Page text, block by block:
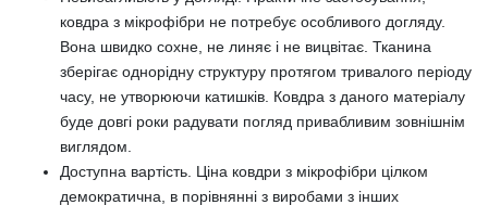
ковдра з мікрофібри не потребує особливого догляду.
Вона швидко сохне, не линяє і не вицвітає. Тканина
зберігає однорідну структуру протягом тривалого періоду
часу, не утворюючи катишків. Ковдра з даного матеріалу
буде довгі роки радувати погляд привабливим зовнішнім
виглядом.
Доступна вартість. Ціна ковдри з мікрофібри цілком
демократична, в порівнянні з виробами з інших